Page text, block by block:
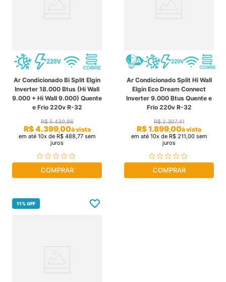
Ar Condicionado Bi Split Elgin
Inverter 18.000 Btus (Hi Wall
9.000 + Hi Wall 9.000) Quente
e Frio 220v R-32
R$ 5.430,86
R$4.399,00à vista
em até 10x de R$ 488,77sem
juros
COMPRAR
Ar Condicionado Split Hi Wall
Elgin Eco Dream Connect
Inverter 9.000 Btus Quente e
Frio 220v R-32
R$ 2.307,41
R$1.899,00à vista
em até 10x de R$ 211,00sem
juros
COMPRAR
11%OFF